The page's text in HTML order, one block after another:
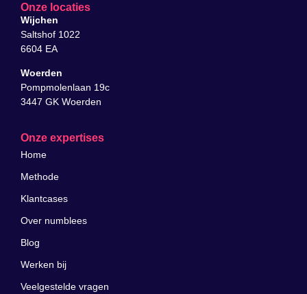
Onze locaties
Wijchen
Saltshof 1022
6604 EA
Woerden
Pompmolenlaan 19c
3447 GK Woerden
Onze expertises
Home
Methode
Klantcases
Over numblees
Blog
Werken bij
Veelgestelde vragen